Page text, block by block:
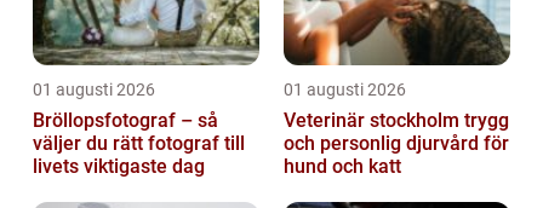
01 augusti 2026
Bröllopsfotograf – så
väljer du rätt fotograf till
livets viktigaste dag
01 augusti 2026
Veterinär stockholm trygg
och personlig djurvård för
hund och katt